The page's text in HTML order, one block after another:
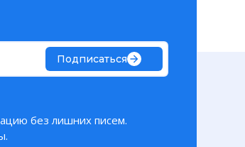
Подписаться
без лишних писем.